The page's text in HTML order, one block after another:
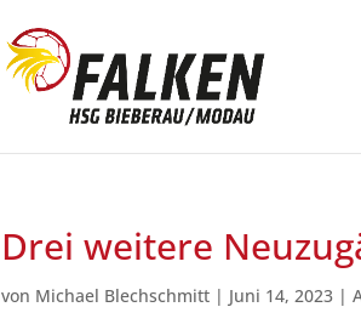
Drei weitere
von Michael Blechschmitt | Juni 14, 2023 |